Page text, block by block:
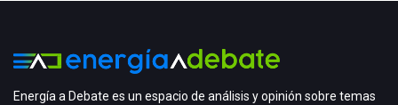
Energía a Debate es un espacio de análisis y opinión sobre temas